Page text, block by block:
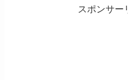
スポンサー